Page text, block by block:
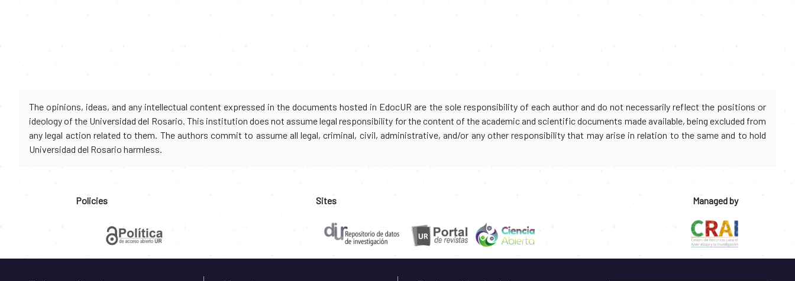
The opinions, ideas, and any intellectual content expressed in the documents hosted in EdocUR are the sole responsibility of each author and do not necessarily reflect the positions or
ideology of the Universidad del Rosario. This institution does not assume legal responsibility for the content of the academic and scientific documents made available, being excluded from
any legal action related to them. The authors commit to assume all legal, criminal, civil, administrative, and/or any other responsibility that may arise in relation to the same and to hold
Universidad del Rosario harmless.
Policies Sites Managed by